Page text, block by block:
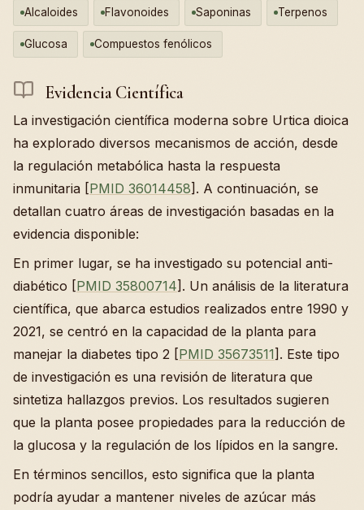
Alcaloides Flavonoides Saponinas Terpenos
Glucosa Compuestos fenólicos
Evidencia Científica
La investigación científica moderna sobre Urtica dioica
ha explorado diversos mecanismos de acción, desde
la regulación metabólica hasta la respuesta
inmunitaria [PMID 36014458]. A continuación, se
detallan cuatro áreas de investigación basadas en la
evidencia disponible:
En primer lugar, se ha investigado su potencial anti-
diabético [PMID 35800714]. Un análisis de la literatura
científica, que abarca estudios realizados entre 1990 y
2021, se centró en la capacidad de la planta para
manejar la diabetes tipo 2 [PMID 35673511]. Este tipo
de investigación es una revisión de literatura que
sintetiza hallazgos previos. Los resultados sugieren
que la planta posee propiedades para la reducción de
la glucosa y la regulación de los lípidos en la sangre.
En términos sencillos, esto significa que la planta
podría ayudar a mantener niveles de azúcar más